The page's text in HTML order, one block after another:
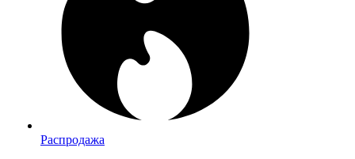
Распродажа